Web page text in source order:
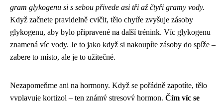
gram glykogenu si s sebou přivede asi tři až čtyři gramy vody.
Když začnete pravidelně cvičit, tělo chytře zvyšuje zásoby
glykogenu, aby bylo připravené na další trénink. Víc glykogenu
znamená víc vody. Je to jako když si nakoupíte zásoby do spíže –
zabere to místo, ale je to užitečné.
Nezapomeňme ani na hormony. Když se pořádně zapotíte, tělo
vyplavuje kortizol – ten známý stresový hormon. Čím víc se